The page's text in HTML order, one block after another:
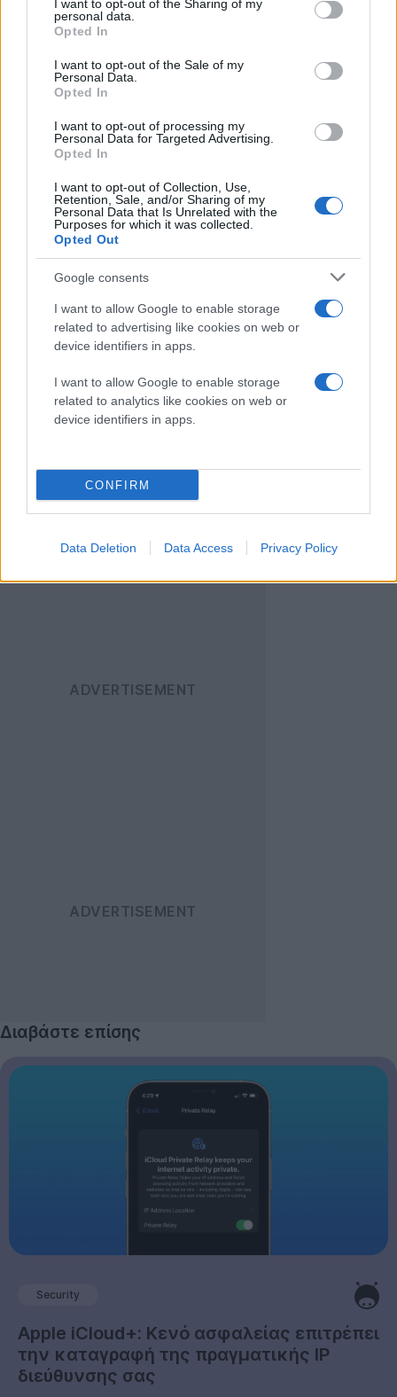
not limited to your visit or usage behaviour. You may click to
grant or deny consent to Google and its third-party tags to
use your data for below specified purposes in below Google
consent section.
I want to opt-out of the Sharing of my
personal data.
Opted In
I want to opt-out of the Sale of my
Personal Data.
Opted In
I want to opt-out of processing my
Personal Data for Targeted Advertising.
Opted In
I want to opt-out of Collection, Use,
Retention, Sale, and/or Sharing of my
Personal Data that Is Unrelated with the
Purposes for which it was collected.
Opted Out
Google consents
I want to allow Google to enable storage
related to advertising like cookies on web or
device identifiers in apps.
I want to allow Google to enable storage
related to analytics like cookies on web or
device identifiers in apps.
CONFIRM
Data Deletion Data Access Privacy Policy
Μπορεί να μην έχει αναφερθεί επίσημα το πότε θα
ενημερώσει τις δισκογραφικές εταιρίες, λογικά θα
γίνει πολύ σύντομα, αρχικά στις ΗΠΑ και ελπίζουμε
MacRumors]
News
ενημερώνεστε άμεσα
Διαβάστε επίσης
Security
Apple iCloud+: Κενό ασφαλείας επιτρέπει
την καταγραφή της πραγματικής IP
διεύθυνσης σας